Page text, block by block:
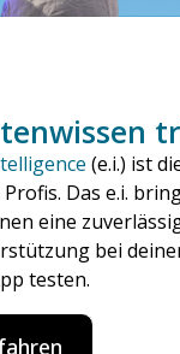
(e.i.) ist
Das e.i.
eine
bei
testen.